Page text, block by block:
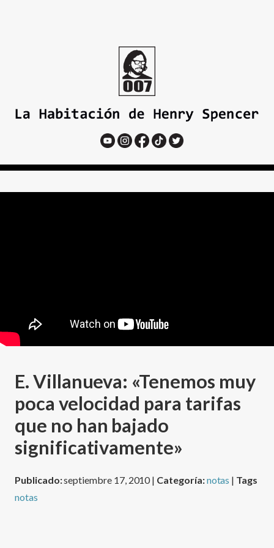
E. Villanueva: «Tenemos muy
poca velocidad para tarifas
que no han bajado
significativamente»
Publicado:septiembre 17, 2010 | Categoría:notas | Tags
notas